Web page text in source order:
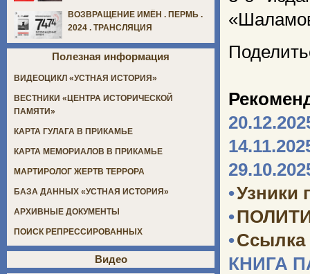
•Узники
•
•Ссылка
КНИГА
ВОЗВРАЩЕНИЕ ИМЁН . ПЕРМЬ .
2024 . ТРАНСЛЯЦИЯ
Полезная информация
ВИДЕОЦИКЛ «УСТНАЯ ИСТОРИЯ»
ВЕСТНИКИ «ЦЕНТРА ИСТОРИЧЕСКОЙ
ПАМЯТИ»
КАРТА ГУЛАГА В ПРИКАМЬЕ
КАРТА МЕМОРИАЛОВ В ПРИКАМЬЕ
МАРТИРОЛОГ ЖЕРТВ ТЕРРОРА
БАЗА ДАННЫХ «УСТНАЯ ИСТОРИЯ»
АРХИВНЫЕ ДОКУМЕНТЫ
ПОИСК РЕПРЕССИРОВАННЫХ
Видео